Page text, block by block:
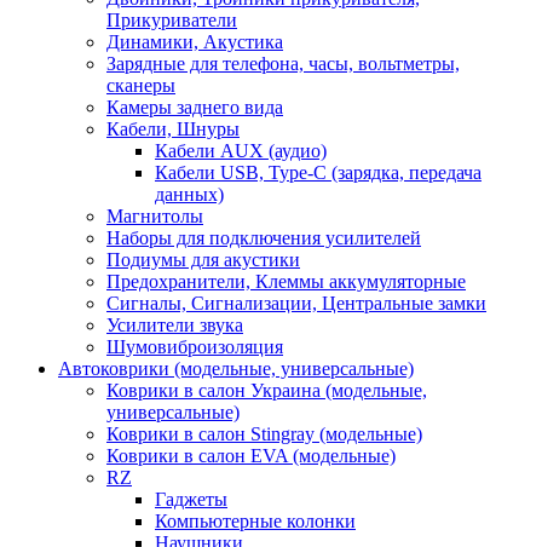
Прикуриватели
Динамики, Акустика
Зарядные для телефона, часы, вольтметры,
сканеры
Камеры заднего вида
Кабели, Шнуры
Кабели AUX (аудио)
Кабели USB, Type-C (зарядка, передача
данных)
Магнитолы
Наборы для подключения усилителей
Подиумы для акустики
Предохранители, Клеммы аккумуляторные
Сигналы, Сигнализации, Центральные замки
Усилители звука
Шумовиброизоляция
Автоковрики (модельные, универсальные)
Коврики в салон Украина (модельные,
универсальные)
Коврики в салон Stingray (модельные)
Коврики в салон EVA (модельные)
RZ
Гаджеты
Компьютерные колонки
Наушники